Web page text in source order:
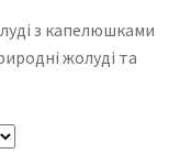
з капелюшками
жолуді та